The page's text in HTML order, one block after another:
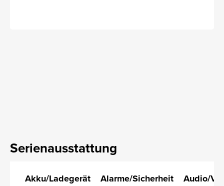
Serienausstattung
Akku/Ladegerät Alarme/Sicherheit Audio/